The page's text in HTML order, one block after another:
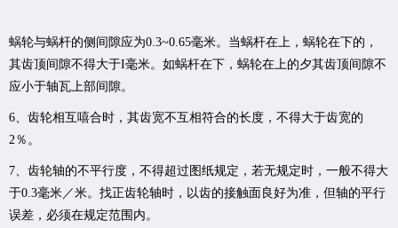
蜗轮与蜗杆的侧间隙应为0.3~0.65毫米。当蜗杆在上，蜗轮在下的，
其齿顶间隙不得大于I毫米。如蜗杆在下，蜗轮在上的夕其齿顶间隙不
应小于轴瓦上部间隙。
6、齿轮相互嘻合时，其齿宽不互相符合的长度，不得大于齿宽的
2％。
7、齿轮轴的不平行度，不得超过图纸规定，若无规定时，一般不得大
于0.3毫米／米。找正齿轮轴时，以齿的接触面良好为准，但轴的平行
误差，必须在规定范围内。